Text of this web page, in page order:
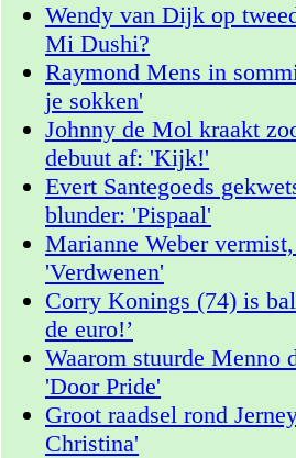
Wendy van Dijk op
Mi Dushi?
Raymond Mens in
je sokken'
Johnny de Mol kraakt
debuut af: 'Kijk!'
Evert Santegoeds
blunder: 'Pispaal'
Marianne Weber
'Verdwenen'
Corry Konings (74) is
de euro!’
Waarom stuurde Menno
'Door Pride'
Groot raadsel rond
Christina'